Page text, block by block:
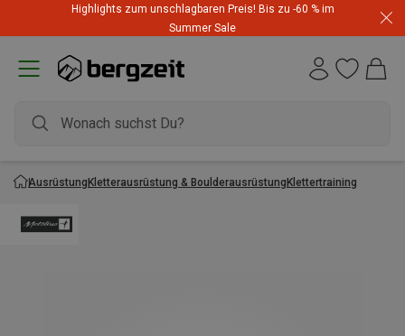
Highlights zum unschlagbaren Preis! Bis zu -60 % im
Summer Sale
AusrüstungKletterausrüstung & BoulderausrüstungKlettertraining